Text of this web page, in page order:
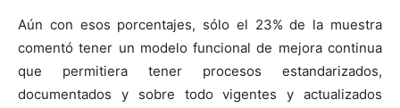
Aún con esos porcentajes, sólo el 23% de la muestra
comentó tener un modelo funcional de mejora continua
que permitiera tener procesos estandarizados,
documentados y sobre todo vigentes y actualizados